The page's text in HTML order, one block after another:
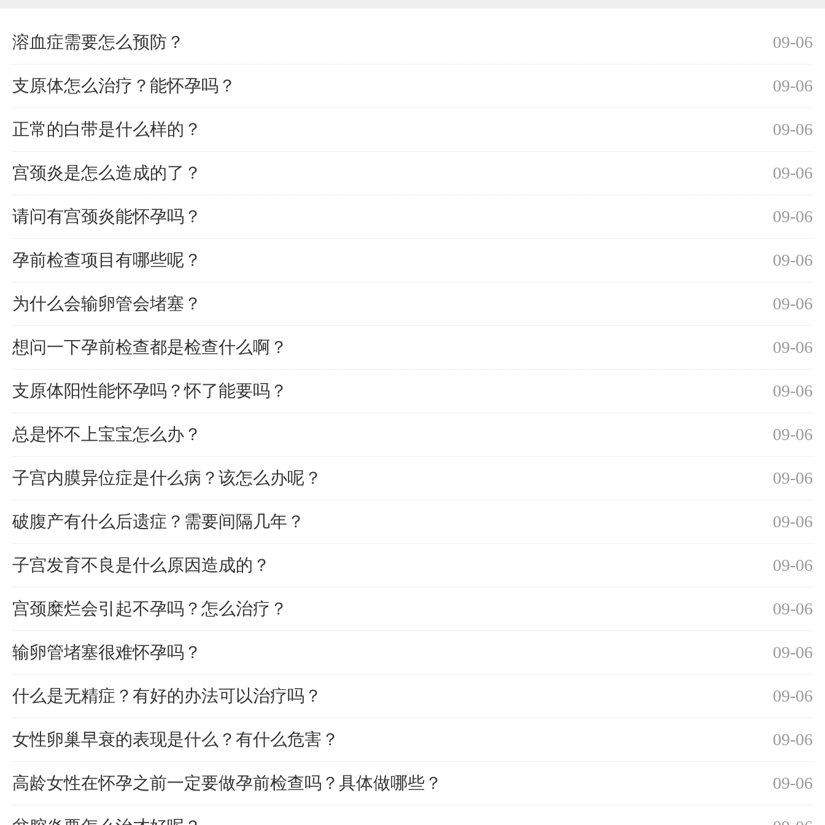
09-06
溶血症需要怎么预防？
09-06
支原体怎么治疗？能怀孕吗？
09-06
正常的白带是什么样的？
09-06
宫颈炎是怎么造成的了？
09-06
请问有宫颈炎能怀孕吗？
09-06
孕前检查项目有哪些呢？
09-06
为什么会输卵管会堵塞？
09-06
想问一下孕前检查都是检查什么啊？
09-06
支原体阳性能怀孕吗？怀了能要吗？
09-06
总是怀不上宝宝怎么办？
09-06
子宫内膜异位症是什么病？该怎么办呢？
09-06
破腹产有什么后遗症？需要间隔几年？
09-06
子宫发育不良是什么原因造成的？
09-06
宫颈糜烂会引起不孕吗？怎么治疗？
09-06
输卵管堵塞很难怀孕吗？
09-06
什么是无精症？有好的办法可以治疗吗？
09-06
女性卵巢早衰的表现是什么？有什么危害？
09-06
高龄女性在怀孕之前一定要做孕前检查吗？具体做哪些？